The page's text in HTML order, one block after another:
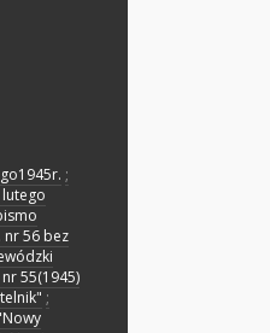
;
nr 56 bez
55(1945)
;